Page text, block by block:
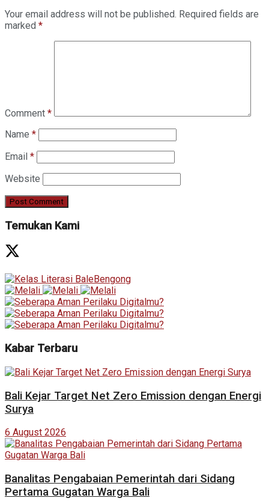
Your email address will not be published. Required fields are
marked *
Comment *
Name *
Email *
Website
Temukan Kami
Kabar Terbaru
Bali Kejar Target Net Zero Emission dengan Energi
Surya
6 August 2026
Banalitas Pengabaian Pemerintah dari Sidang
Pertama Gugatan Warga Bali